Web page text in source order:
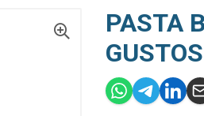
PASTA